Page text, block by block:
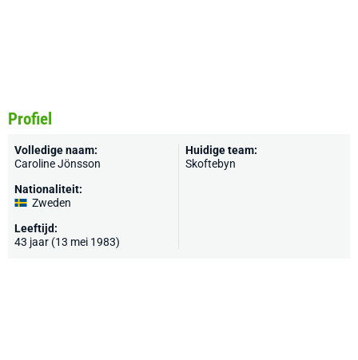
Profiel
Volledige naam:
Caroline Jönsson
Nationaliteit:
Zweden
Leeftijd:
43 jaar (13 mei 1983)
Huidige team:
Skoftebyn